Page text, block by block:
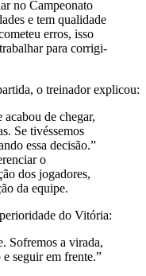
no Campeonato
e tem qualidade
erros, isso
para corrigi-
o treinador explicou:
de chegar,
Se tivéssemos
essa decisão.”
o
dos jogadores,
da equipe.
do Vitória:
Sofremos a virada,
seguir em frente.”